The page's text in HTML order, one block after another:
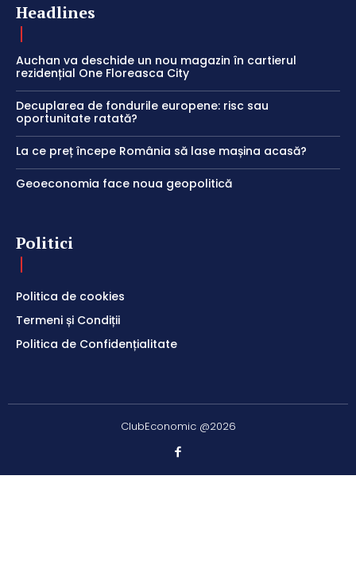
Headlines
Auchan va deschide un nou magazin în cartierul
rezidențial One Floreasca City
Decuplarea de fondurile europene: risc sau
oportunitate ratată?
La ce preț începe România să lase mașina acasă?
Geoeconomia face noua geopolitică
Politici
Politica de cookies
Termeni și Condiții
Politica de Confidențialitate
ClubEconomic @2026